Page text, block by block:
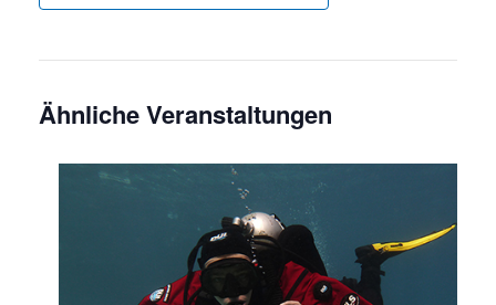
Ähnliche Veranstaltungen